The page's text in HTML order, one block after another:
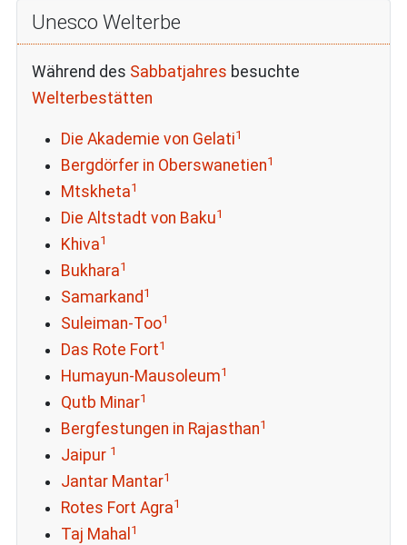
Unesco Welterbe
Während des Sabbatjahres besuchte
Welterbestätten
Die Akademie von Gelati1
Bergdörfer in Oberswanetien1
Mtskheta1
Die Altstadt von Baku1
Khiva1
Bukhara1
Samarkand 1
Suleiman-Too1
Das Rote Fort1
Humayun-Mausoleum1
Qutb Minar1
Bergfestungen in Rajasthan1
Jaipur 1
Jantar Mantar1
Rotes Fort Agra1
Taj Mahal 1